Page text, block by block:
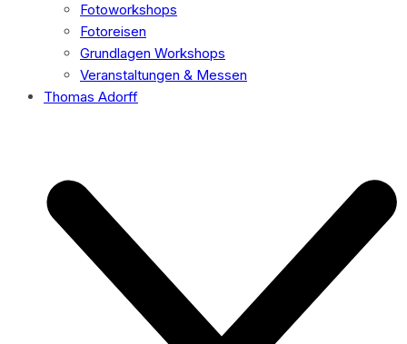
Fotoworkshops
Fotoreisen
Grundlagen Workshops
Veranstaltungen & Messen
Thomas Adorff